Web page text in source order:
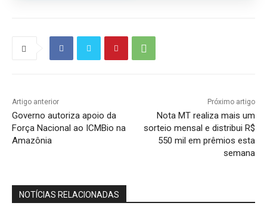
Artigo anterior
Governo autoriza apoio da
Força Nacional ao ICMBio na
Amazônia
Próximo artigo
Nota MT realiza mais um
sorteio mensal e distribui R$
550 mil em prêmios esta
semana
NOTÍCIAS RELACIONADAS